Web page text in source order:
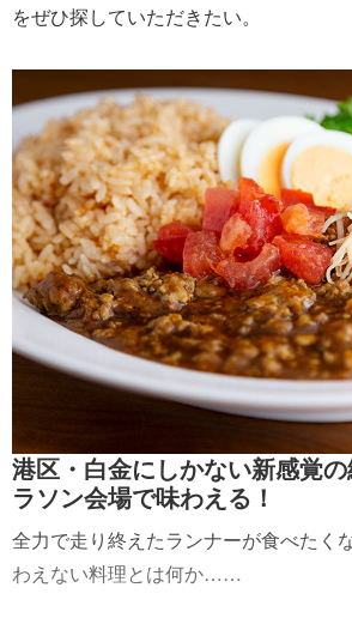
をぜひ探していただきたい。
港区・白金にしかない新感覚
ラソン会場で味わえる！
全力で走り終えたランナーが食べたく
わえない料理とは何か……